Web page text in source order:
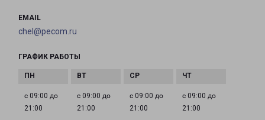
EMAIL
chel@pecom.ru
ГРАФИК РАБОТЫ
с 09:00 до
21:00
с 09:00 до
21:00
с 09:00 до
21:00
с 09:00 до
21:00